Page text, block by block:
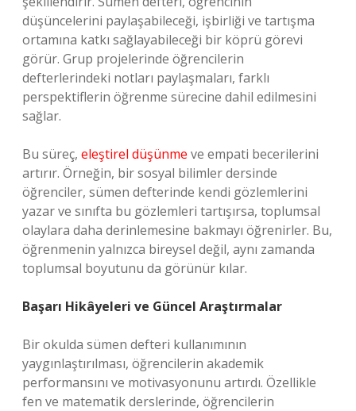
düşüncelerini paylaşabileceği, işbirliği ve tartışma
ortamına katkı sağlayabileceği bir köprü görevi
görür. Grup projelerinde öğrencilerin
defterlerindeki notları paylaşmaları, farklı
perspektiflerin öğrenme sürecine dahil edilmesini
sağlar.
Bu süreç, eleştirel düşünme ve empati becerilerini
artırır. Örneğin, bir sosyal bilimler dersinde
öğrenciler, sümen defterinde kendi gözlemlerini
yazar ve sınıfta bu gözlemleri tartışırsa, toplumsal
olaylara daha derinlemesine bakmayı öğrenirler. Bu,
öğrenmenin yalnızca bireysel değil, aynı zamanda
toplumsal boyutunu da görünür kılar.
Başarı Hikâyeleri ve Güncel Araştırmalar
Bir okulda sümen defteri kullanımının
yaygınlaştırılması, öğrencilerin akademik
performansını ve motivasyonunu artırdı. Özellikle
fen ve matematik derslerinde, öğrencilerin